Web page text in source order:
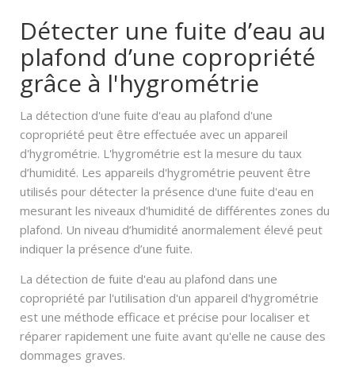
Détecter une fuite d’eau au
plafond d’une copropriété
grâce à l'hygrométrie
La détection d'une fuite d'eau au plafond d'une
copropriété peut être effectuée avec un appareil
d'hygrométrie. L'hygrométrie est la mesure du taux
d’humidité. Les appareils d'hygrométrie peuvent être
utilisés pour détecter la présence d'une fuite d'eau en
mesurant les niveaux d'humidité de différentes zones du
plafond. Un niveau d’humidité anormalement élevé peut
indiquer la présence d’une fuite.
La détection de fuite d'eau au plafond dans une
copropriété par l'utilisation d'un appareil d'hygrométrie
est une méthode efficace et précise pour localiser et
réparer rapidement une fuite avant qu'elle ne cause des
dommages graves.